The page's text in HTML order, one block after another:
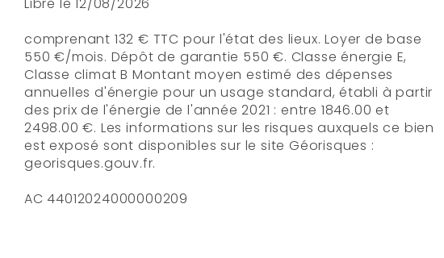
comprenant 132 € TTC pour l'état des lieux. Loyer de base
550 €/mois. Dépôt de garantie 550 €. Classe énergie E,
Classe climat B Montant moyen estimé des dépenses
annuelles d'énergie pour un usage standard, établi à partir
des prix de l'énergie de l'année 2021 : entre 1846.00 et
2498.00 €. Les informations sur les risques auxquels ce bien
est exposé sont disponibles sur le site Géorisques :
georisques.gouv.fr.
AC 44012024000000209